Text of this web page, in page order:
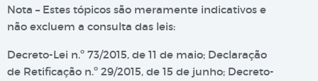
Nota – Estes tópicos são meramente indicativos e
não excluem a consulta das leis:
Decreto-Lei n.º 73/2015, de 11 de maio; Declaração
de Retificação n.º 29/2015, de 15 de junho; Decreto-